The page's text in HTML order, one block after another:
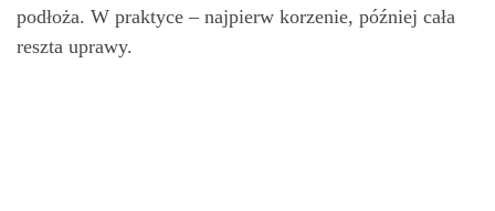
podłoża. W praktyce – najpierw korzenie, później cała
reszta uprawy.